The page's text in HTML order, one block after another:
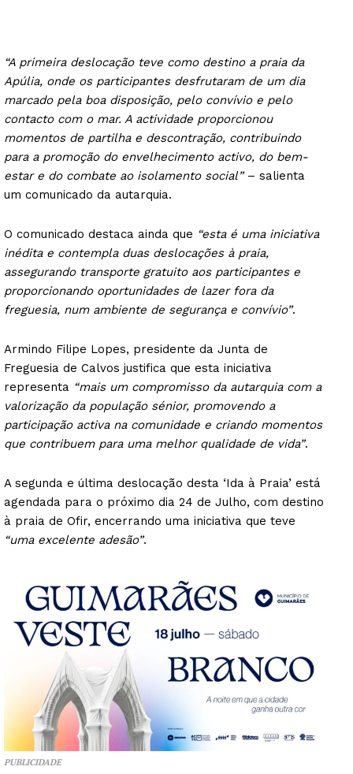
“A primeira deslocação teve como destino a praia da
Apúlia, onde os participantes desfrutaram de um dia
marcado pela boa disposição, pelo convívio e pelo
contacto com o mar. A actividade proporcionou
momentos de partilha e descontração, contribuindo
para a promoção do envelhecimento activo, do bem-
estar e do combate ao isolamento social”– salienta
um comunicado da autarquia.
O comunicado destaca ainda que “esta é uma iniciativa
inédita e contempla duas deslocações à praia,
assegurando transporte gratuito aos participantes e
proporcionando oportunidades de lazer fora da
freguesia, num ambiente de segurança e convívio”.
Armindo Filipe Lopes, presidente da Junta de
Freguesia de Calvos justifica que esta iniciativa
representa “mais um compromisso da autarquia com a
valorização da população sénior, promovendo a
participação activa na comunidade e criando momentos
que contribuem para uma melhor qualidade de vida”.
A segunda e última deslocação desta ‘Ida à Praia’ está
agendada para o próximo dia 24 de Julho, com destino
à praia de Ofir, encerrando uma iniciativa que teve
“uma excelente adesão”.
PUBLICIDADE